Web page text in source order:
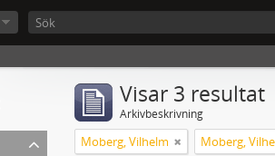
Visar 3 resultat
Arkivbeskrivning
Moberg, Vilhelm Moberg,